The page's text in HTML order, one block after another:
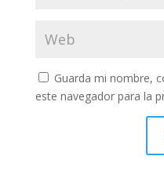
Guarda mi nombre,
este navegador para la